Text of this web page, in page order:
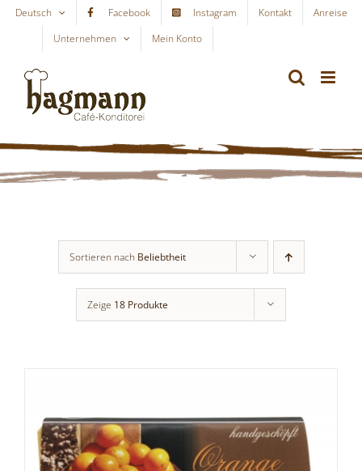
Skip
content
Deutsch Facebook Instagram Kontakt
Anreise
Unternehmen
Mein Konto
Sortieren nach Beliebtheit
Zeige 18 Produkte